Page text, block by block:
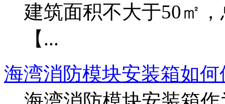
建筑面积不大于50㎡
【...
海湾消防模块安装箱如何